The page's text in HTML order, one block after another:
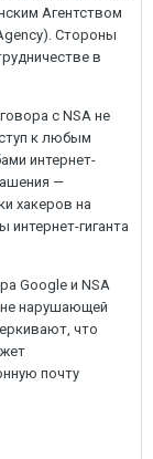
Агентством
Стороны
в
с NSA не
к любым
интернет-
—
хакеров на
гиганта
Google и NSA
не нарушающей
что
почту